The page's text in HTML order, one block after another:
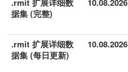
.rmit 扩展详细数
据集 (完整)
10.08.2026
.rmit 扩展详细数
据集 (每日更新)
10.08.2026